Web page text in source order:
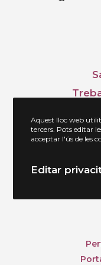
Aquest lloc web
tercers. Pots editar
acceptar l'ús de les
Editar